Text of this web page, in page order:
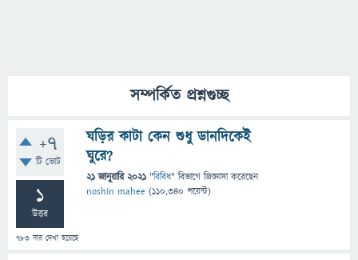
সম্পর্কিত প্রশ্নগুচ্ছ
+7
টি ভোট
1
উত্তর
783 বার দেখা হয়েছে
ঘড়ির কাটা কেন শুধু ডানদিকেই
ঘুরে?
21 জানুয়ারি 2021 "বিবিধ" বিভাগে জিজ্ঞাসাকরেছেন
noshin mahee (110,340 পয়েন্ট)